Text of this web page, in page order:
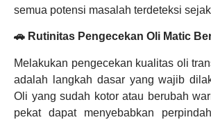
semua potensi masalah terdeteksi
🚗 Rutinitas Pengecekan Oli Matic
Melakukan pengecekan kualitas oli
adalah langkah dasar yang wajib
Oli yang sudah kotor atau berubah
pekat dapat menyebabkan